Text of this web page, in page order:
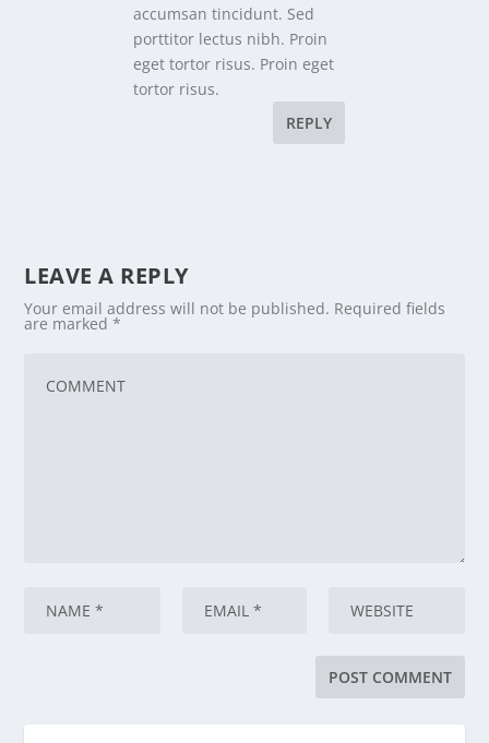
accumsan tincidunt. Sed
porttitor lectus nibh. Proin
eget tortor risus. Proin eget
tortor risus.
REPLY
LEAVE A REPLY
Your email address will not be published. Required fields
are marked*